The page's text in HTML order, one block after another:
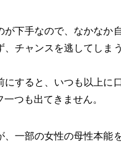
が下手なので、なかなか
、チャンスを逃してしま
すると、いつも以上に
つも出てきません。
、一部の女性の母性本能